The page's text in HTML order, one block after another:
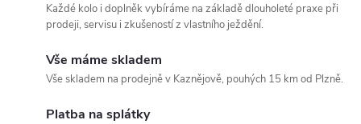
Každé kolo i doplněk vybíráme na základě dlouholeté praxe při
prodeji, servisu i zkušeností z vlastního ježdění.
Vše máme skladem
Vše skladem na prodejně v Kaznějově, pouhých 15 km od Plzně.
Platba na splátky